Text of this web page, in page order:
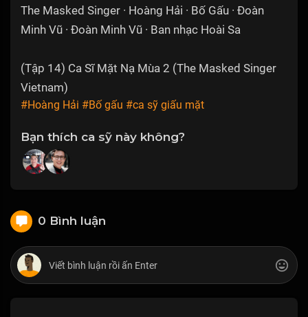
The Masked Singer · Hoàng Hải · Bố Gấu · Đoàn
Minh Vũ · Đoàn Minh Vũ · Ban nhạc Hoài Sa
(Tập 14) Ca Sĩ Mặt Nạ Mùa 2 (The Masked Singer
Vietnam)
#Hoàng Hải #Bố gấu #ca sỹ giấu mặt
Bạn thích ca sỹ này không?
0 Bình luận